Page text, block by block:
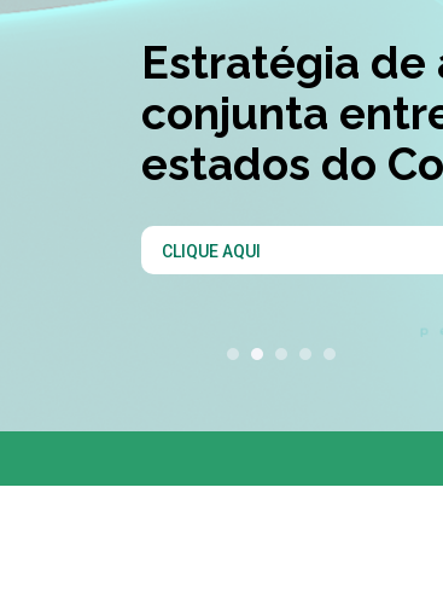
Estratégia de
conjunta
estados do
CLIQUE AQUI